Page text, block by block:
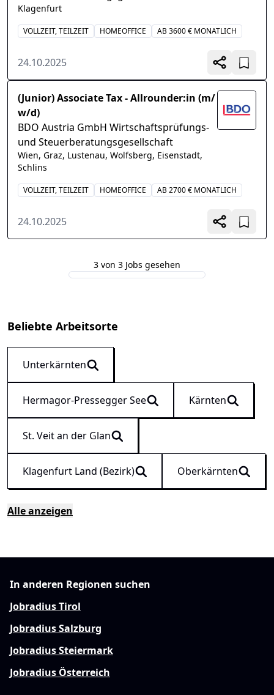
Klagenfurt
VOLLZEIT, TEILZEIT HOMEOFFICE AB 3600 € MONATLICH
24.10.2025
(Junior) Associate Tax - Allrounder:in (m/
w/d)
BDO Austria GmbH Wirtschaftsprüfungs-
und Steuerberatungsgesellschaft
Wien, Graz, Lustenau, Wolfsberg, Eisenstadt,
Schlins
VOLLZEIT, TEILZEIT HOMEOFFICE AB 2700 € MONATLICH
24.10.2025
3 von 3 Jobs gesehen
Beliebte Arbeitsorte
Unterkärnten
Hermagor-Pressegger See Kärnten
St. Veit an der Glan
Klagenfurt Land (Bezirk) Oberkärnten
Alle anzeigen
In anderen Regionen suchen
Jobradius Tirol
Jobradius Salzburg
Jobradius Steiermark
Jobradius Österreich